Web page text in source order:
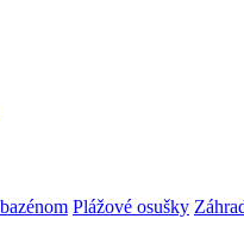
Plážové osušky